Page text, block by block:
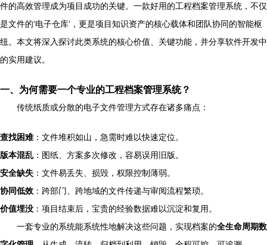
件的高效管理成为项目成功的关键。一款好用的工程档案管理系统，不仅
是文件的‘电子仓库’，更是项目知识资产的核心载体和团队协同的智能枢
纽。本文将深入探讨此类系统的核心价值、关键功能，并分享软件开发中
的实用建议。
一、为何需要一个专业的工程档案管理系统？
传统纸质或分散的电子文件管理方式存在诸多痛点：
查找困难：文件堆积如山，急需时难以快速定位。
版本混乱 ：图纸、方案多次修改，容易误用旧版。
安全缺失 ：文件易丢失、损毁，权限控制薄弱。
协同低效 ：跨部门、跨地域的文件传递与审阅流程繁琐。
价值埋没 ：项目结束后，宝贵的经验数据难以沉淀和复用。
一套专业的系统能系统性地解决这些问题，实现档案的全生命周期数